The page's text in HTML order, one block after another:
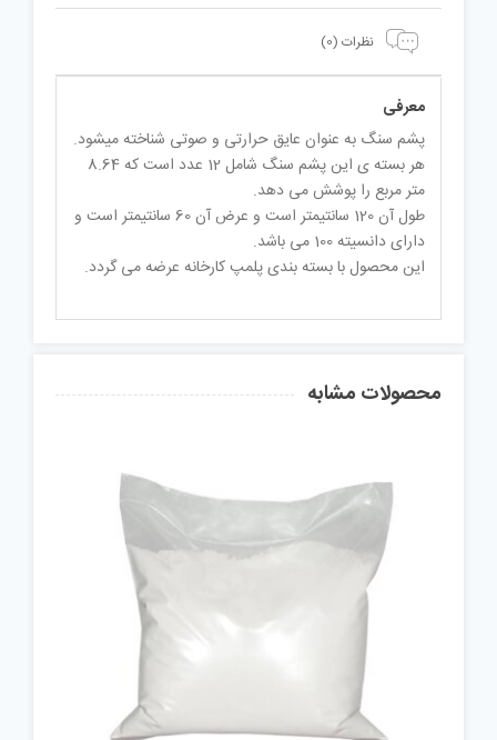
نظرات (0)
معرفی
پشم سنگ به عنوان عایق حرارتی و صوتی شناخته میشود.
هر بسته ی این پشم سنگ شامل 12 عدد است که 8.64
متر مربع را پوشش می دهد.
طول آن 120 سانتیمتر است و عرض آن 60 سانتیمتر است و
دارای دانسیته 100 می باشد.
این محصول با بسته بندی پلمپ کارخانه عرضه می گردد.
محصولات مشابه